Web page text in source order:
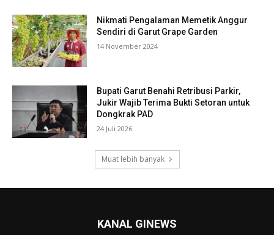
Nikmati Pengalaman Memetik Anggur
Sendiri di Garut Grape Garden
14 November 2024
Bupati Garut Benahi Retribusi Parkir,
Jukir Wajib Terima Bukti Setoran untuk
Dongkrak PAD
24 Juli 2026
Muat lebih banyak
KANAL GINEWS